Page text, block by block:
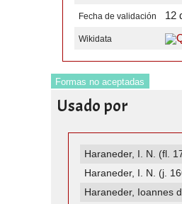
Fecha de validación 12
Wikidata
Formas no aceptadas
Usado por
Haraneder, I. N. (fl.
Haraneder, I. N. (j.
Haraneder, Ioannes